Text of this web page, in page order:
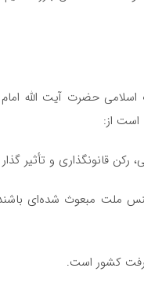
حضرت آیت الله
است از:
ملت مبعوث شده‌ای باشند